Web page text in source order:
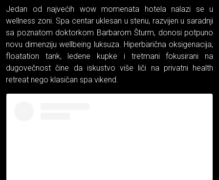
Jedan od najvećih wow momenata hotela nalazi se u
wellness zoni. Spa centar uklesan u stenu, razvijen u saradnji
sa poznatom doktorkom Barbarom Šturm, donosi potpuno
novu dimenziju wellbeing luksuza. Hiperbarična oksigenacija,
floatation tank, ledene kupke i tretmani fokusirani na
dugovečnost čine da iskustvo više liči na privatni health
retreat nego klasičan spa vikend.